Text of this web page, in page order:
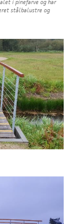
i pinefarve og har
stålbalustre og